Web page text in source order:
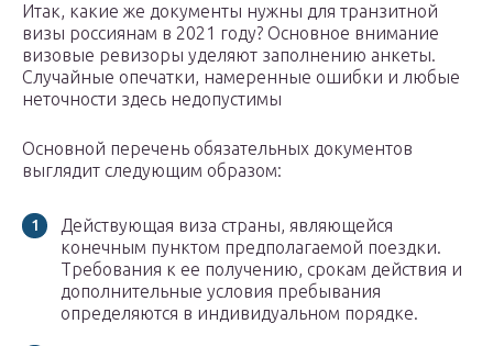
Итак, какие же документы нужны для транзитной
визы россиянам в 2021 году? Основное внимание
визовые ревизоры уделяют заполнению анкеты.
Случайные опечатки, намеренные ошибки и любые
неточности здесь недопустимы
Основной перечень обязательных документов
выглядит следующим образом:
Действующая виза страны, являющейся
конечным пунктом предполагаемой поездки.
Требования к ее получению, срокам действия и
дополнительные условия пребывания
определяются в индивидуальном порядке.